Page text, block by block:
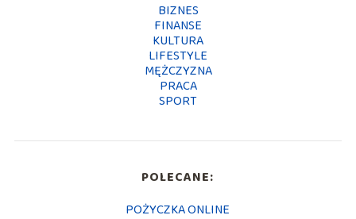
BIZNES
FINANSE
KULTURA
LIFESTYLE
MĘŻCZYZNA
PRACA
SPORT
POLECANE:
POŻYCZKA ONLINE